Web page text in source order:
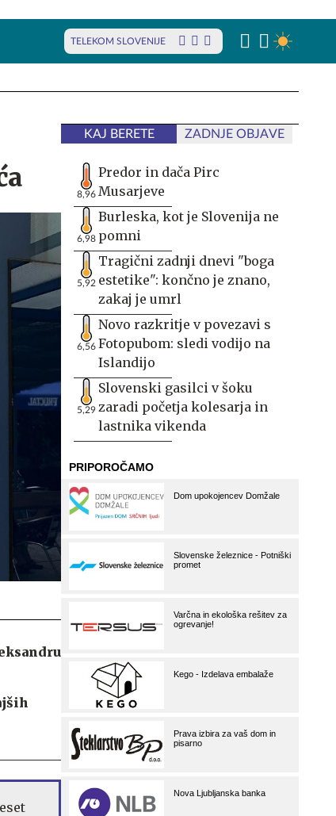
TELEKOM SLOVENIJE
KAJ BERETE ZADNJE OBJAVE
8,96
Predor in dača Pirc
Musarjeve
6,98
Burleska, kot je Slovenija ne
pomni
5,92
Tragični zadnji dnevi "boga
estetike": končno je znano,
zakaj je umrl
6,56
Novo razkritje v povezavi s
Fotopubom: sledi vodijo na
Islandijo
5,29
Slovenski gasilci v šoku
zaradi početja kolesarja in
lastnika vikenda